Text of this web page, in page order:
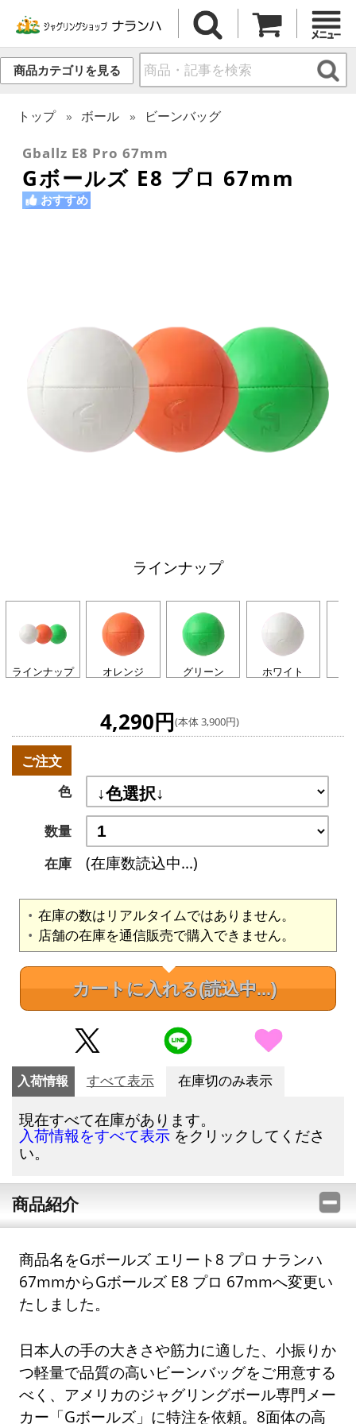
商品カテゴリを見る
トップ ボール ビーンバッグ
Gballz E8 Pro 67mm
Gボールズ E8 プロ 67mm
おすすめ
ラインナップ
ラインナップ オレンジ グリーン ホワイト
4,290円(本体 3,900円)
ご注文
色
数量
在庫
(在庫数読込中...)
在庫の数はリアルタイムではありません。
店舗の在庫を通信販売で購入できません。
カートに入れる(読込中...)
入荷情報 すべて表示 在庫切のみ表示
現在すべて在庫があります。
入荷情報をすべて表示 をクリックしてくださ
い。
商品紹介
商品名をGボールズ エリート8 プロ ナランハ
67mmからGボールズ E8 プロ 67mmへ変更い
たしました。
日本人の手の大きさや筋力に適した、小振りか
つ軽量で品質の高いビーンバッグをご用意する
べく、アメリカのジャグリングボール専門メー
カー「Gボールズ」に特注を依頼。8面体の高